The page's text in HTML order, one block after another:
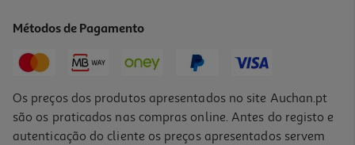
Métodos de Pagamento
Os preços dos produtos apresentados no site Auchan.pt
são os praticados nas compras online. Antes do registo e
autenticação do cliente os preços apresentados servem